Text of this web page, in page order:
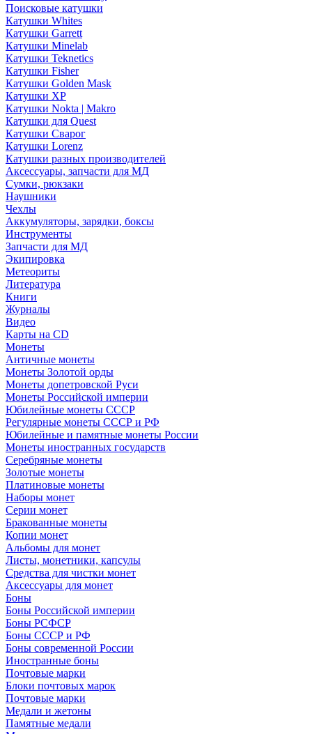
Поисковые катушки
Катушки Whites
Катушки Garrett
Катушки Minelab
Катушки Teknetics
Катушки Fisher
Катушки Golden Mask
Катушки XP
Катушки Nokta | Makro
Катушки для Quest
Катушки Сварог
Катушки Lorenz
Катушки разных производителей
Аксессуары, запчасти для МД
Сумки, рюкзаки
Наушники
Чехлы
Аккумуляторы, зарядки, боксы
Инструменты
Запчасти для МД
Экипировка
Метеориты
Литература
Книги
Журналы
Видео
Карты на CD
Монеты
Античные монеты
Монеты Золотой орды
Монеты допетровской Руси
Монеты Российской империи
Юбилейные монеты СССР
Регулярные монеты СССР и РФ
Юбилейные и памятные монеты России
Монеты иностранных государств
Серебряные монеты
Золотые монеты
Платиновые монеты
Наборы монет
Серии монет
Бракованные монеты
Копии монет
Альбомы для монет
Листы, монетники, капсулы
Средства для чистки монет
Аксессуары для монет
Боны
Боны Российской империи
Боны РСФСР
Боны СССР и РФ
Боны современной России
Иностранные боны
Почтовые марки
Блоки почтовых марок
Почтовые марки
Медали и жетоны
Памятные медали